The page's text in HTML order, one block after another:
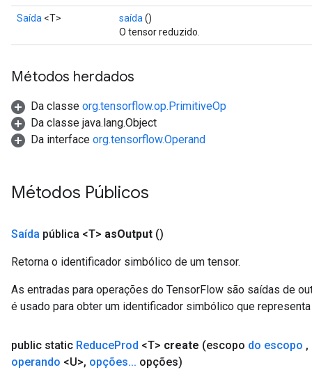
Saída <T> saída ()
O tensor reduzido.
Métodos herdados
Da classe org.tensorflow.op.PrimitiveOp
Da classe java.lang.Object
Da interface org.tensorflow.Operand
Métodos Públicos
Saída pública <T> asOutput ()
Retorna o identificador simbólico de um tensor.
As entradas para operações do TensorFlow são saídas de
é usado para obter um identificador simbólico que
public static ReduceProd <T> create (escopo do escopo ,
operando <U>, opções... opções)